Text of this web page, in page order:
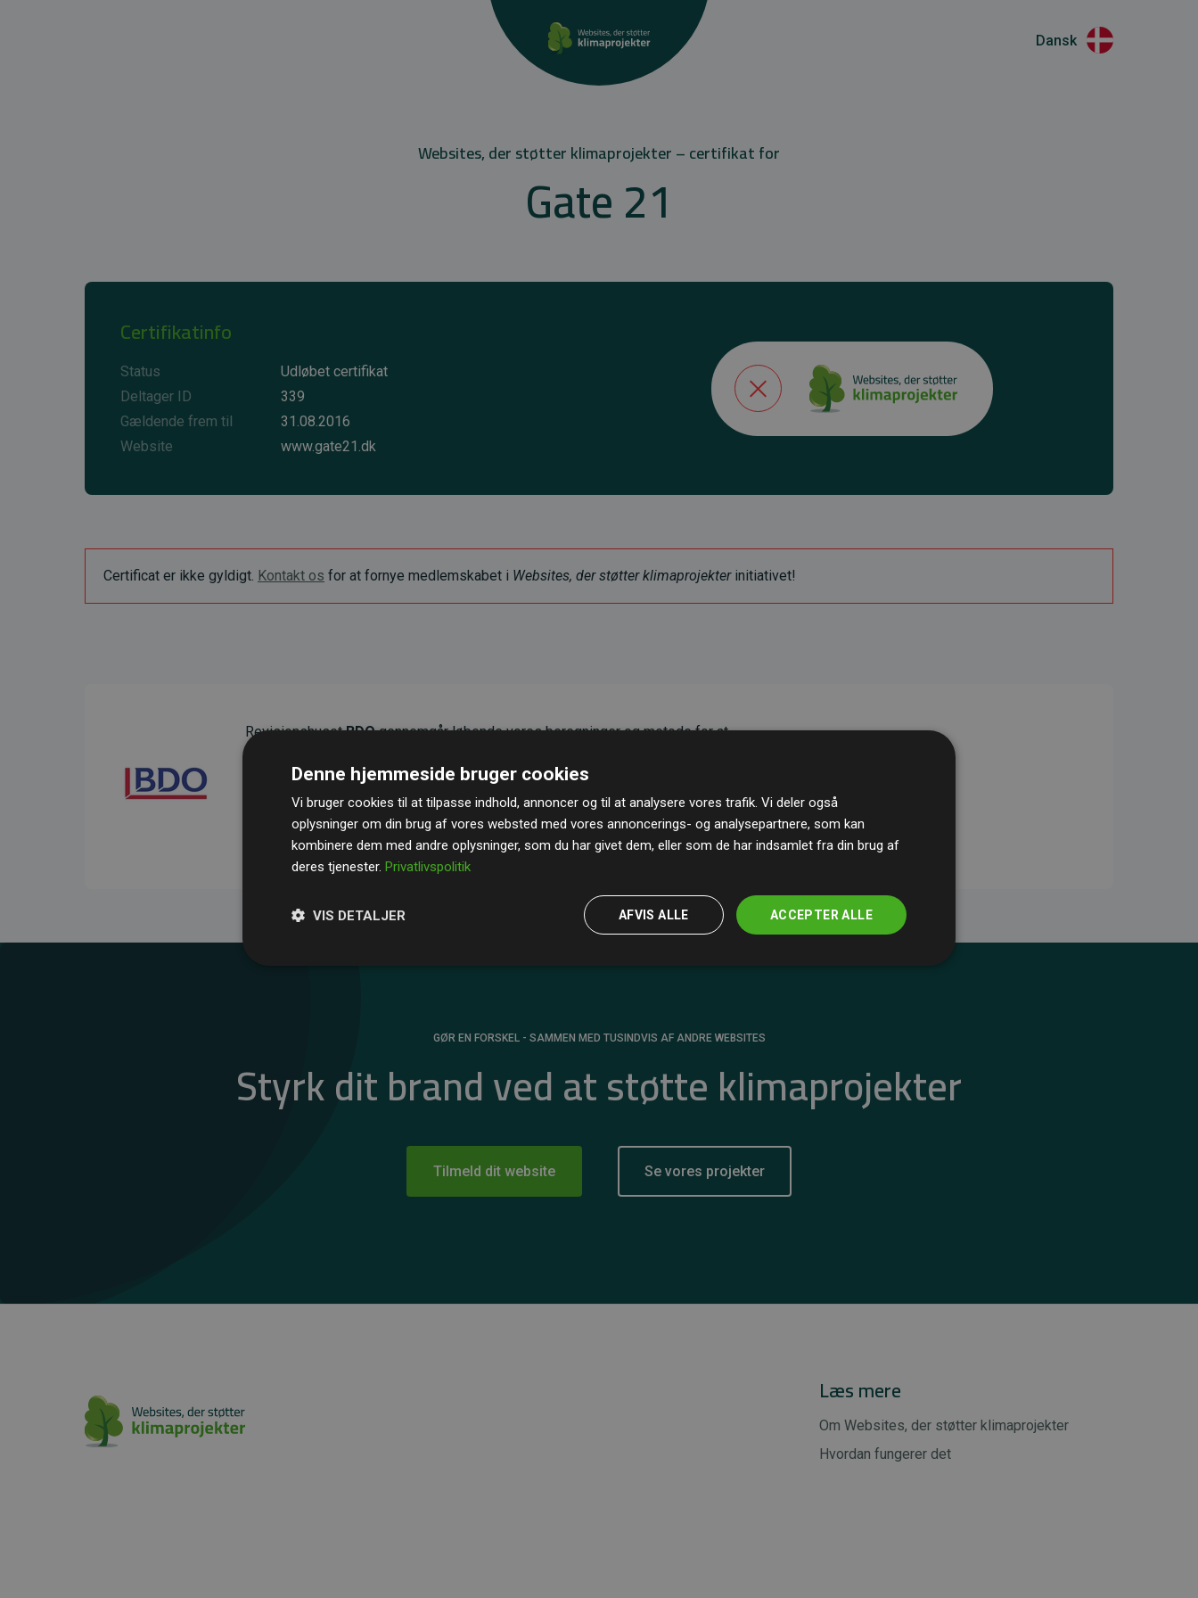
Dansk
Websites, der støtter klimaprojekter – certifikat for
Gate 21
Certifikatinfo
Status
Udløbet certifikat
Deltager ID
339
Gældende frem til
31.08.2016
Website
www.gate21.dk
Certificat er ikke gyldigt. Kontakt os for at fornye medlemskabet i Websites, der støtter klimaprojekterinitiativet!
RevisionshusetBDOgennemgår løbende vores beregninger og metode for at
gennemsnit kompenserer for
200% af medlemmernes websites estimerede
CO₂-udledninger .
GØR EN FORSKEL - SAMMEN MED TUSINDVIS AF ANDRE WEBSITES
Styrk dit brand ved at støtte klimaprojekter
Tilmeld dit website Se vores projekter
Læs mere
Om Websites, der støtter klimaprojekter
Hvordan fungerer det
Denne hjemmeside bruger cookies
Vi bruger cookies til at tilpasse indhold, annoncer og til at analysere vores trafik. Vi deler også
oplysninger om din brug af vores websted med vores annoncerings- og analysepartnere, som kan
kombinere dem med andre oplysninger, som du har givet dem, eller som de har indsamlet fra din brug af
deres tjenester. Privatlivspolitik
ACCEPTER ALLE
AFVIS ALLE
VIS DETALJER